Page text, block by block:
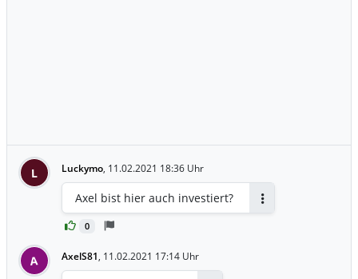
L Luckymo, 11.02.2021 18:36 Uhr
0
Axel bist hier auch investiert?
A AxelS81, 11.02.2021 17:14 Uhr